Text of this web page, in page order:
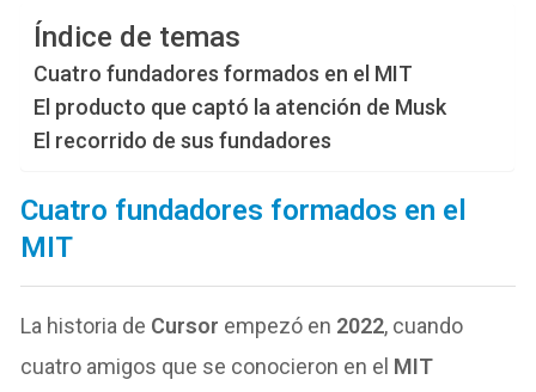
Índice de temas
Cuatro fundadores formados en el MIT
El producto que captó la atención de Musk
El recorrido de sus fundadores
Cuatro fundadores formados en el
MIT
La historia de Cursor empezó en 2022, cuando
cuatro amigos que se conocieron en el MIT